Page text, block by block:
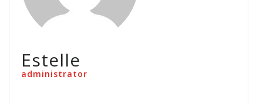
Estelle
administrator